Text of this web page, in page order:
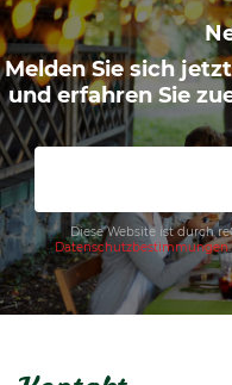
Melden Sie sich
und erfahren Sie
Diese Website ist durch
Datenschutzbestimmungen